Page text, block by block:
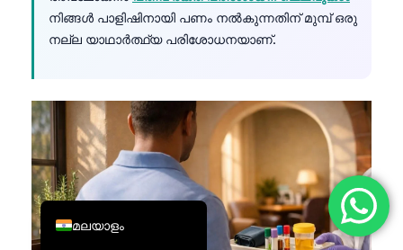
നിങ്ങൾ പാളിഷിനായി പണം നൽകുന്നതിന് മുമ്പ് ഒരു
നല്ല യാഥാർത്ഥ്യ പരിശോധനയാണ്.
മലയാളം
English
Deutsch
العربية
Français
Italiano
Español